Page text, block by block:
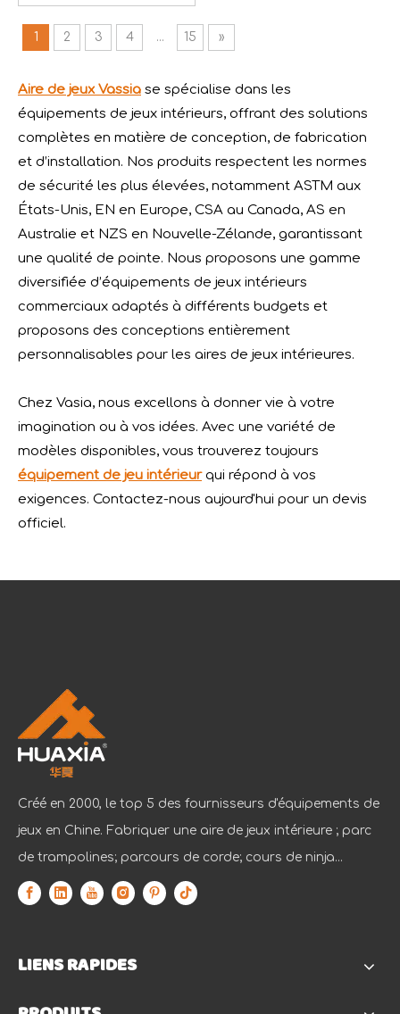
Souhaits du Festival des bateaux-dragons : santé, richesse et bonheur
Félicitations à Vasia Playground pour avoir obtenu la première qualification de laboratoire accrédité QTL dans l'industrie du divertissement
SGS, une autorité renommée en matière d'assurance
1 2 3 4 ... 15 »
Aire de jeux Vassia se spécialise dans les
équipements de jeux intérieurs, offrant des solutions
complètes en matière de conception, de fabrication
et d’installation. Nos produits respectent les normes
de sécurité les plus élevées, notamment ASTM aux
États-Unis, EN en Europe, CSA au Canada, AS en
Australie et NZS en Nouvelle-Zélande, garantissant
une qualité de pointe. Nous proposons une gamme
diversifiée d’équipements de jeux intérieurs
commerciaux adaptés à différents budgets et
proposons des conceptions entièrement
personnalisables pour les aires de jeux intérieures.
Chez Vasia, nous excellons à donner vie à votre
imagination ou à vos idées. Avec une variété de
modèles disponibles, vous trouverez toujours
équipement de jeu intérieurqui répond à vos
exigences. Contactez-nous aujourd'hui pour un devis
officiel.
Créé en 2000, le top 5 des fournisseurs d'équipements de
jeux en Chine. Fabriquer une aire de jeux intérieure ; parc
de trampolines; parcours de corde; cours de ninja...
LIENS RAPIDES